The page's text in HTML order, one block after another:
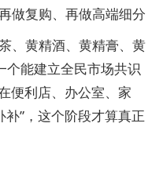
做复购、再做高端细分
黄精酒、黄精膏、黄
能建立全民市场共识
便利店、办公室、家
补”，这个阶段才算真正